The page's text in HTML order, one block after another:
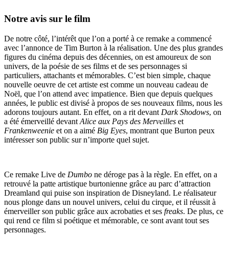
Notre avis sur le film
De notre côté, l’intérêt que l’on a porté à ce remake a commencé
avec l’annonce de Tim Burton à la réalisation. Une des plus grandes
figures du cinéma depuis des décennies, on est amoureux de son
univers, de la poésie de ses films et de ses personnages si
particuliers, attachants et mémorables. C’est bien simple, chaque
nouvelle oeuvre de cet artiste est comme un nouveau cadeau de
Noël, que l’on attend avec impatience. Bien que depuis quelques
années, le public est divisé à propos de ses nouveaux films, nous les
adorons toujours autant. En effet, on a rit devant Dark Shodows, on
a été émerveillé devant Alice aux Pays des Merveilles et
Frankenweenie et on a aimé Big Eyes, montrant que Burton peux
intéresser son public sur n’importe quel sujet.
Ce remake Live de Dumbo ne déroge pas à la règle. En effet, on a
retrouvé la patte artistique burtonienne grâce au parc d’attraction
Dreamland qui puise son inspiration de Disneyland. Le réalisateur
nous plonge dans un nouvel univers, celui du cirque, et il réussit à
émerveiller son public grâce aux acrobaties et ses freaks. De plus, ce
qui rend ce film si poétique et mémorable, ce sont avant tout ses
personnages.